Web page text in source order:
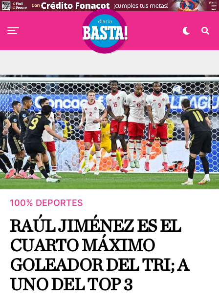
100% DEPORTES
RAÚL JIMÉNEZ ES EL
CUARTO MÁXIMO
GOLEADOR DEL TRI; A
UNO DEL TOP 3